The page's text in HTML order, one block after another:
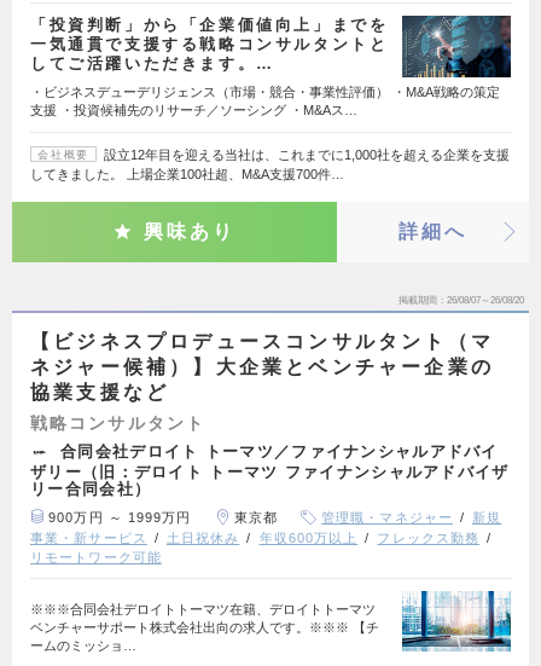
「投資判断」から「企業価値向上」までを
一気通貫で支援する戦略コンサルタントと
してご活躍いただきます。…
・ビジネスデューデリジェンス（市場・競合・事業性評価） ・M&A戦略の策定
支援 ・投資候補先のリサーチ／ソーシング ・M&Aス…
会社概要
設立12年目を迎える当社は、これまでに1,000社を超える企業を支援
してきました。 上場企業100社超、M&A支援700件…
興味あり 詳細へ
掲載期間 26/08/07～26/08/20
【ビジネスプロデュースコンサルタント（マ
ネジャー候補）】大企業とベンチャー企業の
協業支援など
戦略コンサルタント
合同会社デロイト トーマツ／ファイナンシャルアドバイ
ザリー（旧：デロイト トーマツ ファイナンシャルアドバイザ
リー合同会社）
900万円 ～ 1999万円 東京都 管理職・マネジャー
新規
事業・新サービス
土日祝休み 年収600万以上
フレックス勤務
リモートワーク可能
※※※合同会社デロイトトーマツ在籍、デロイトトーマツ
ベンチャーサポート株式会社出向の求人です。※※※ 【チ
ームのミッショ…